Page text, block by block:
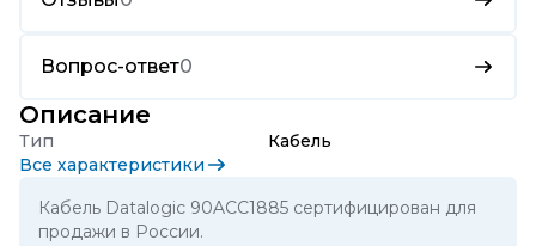
Вопрос-ответ0
Описание
Тип
Кабель
Все характеристики
Кабель Datalogic 90ACC1885 сертифицирован для
продажи в России.